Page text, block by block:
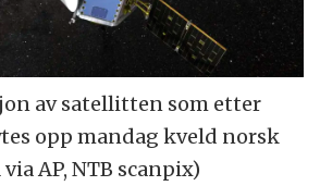
av satellitten som etter
opp mandag kveld norsk
AP, NTB scanpix)